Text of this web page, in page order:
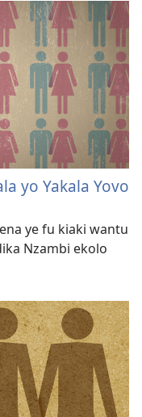
yo Yakala Yovo
ye fu kiaki wantu
Nzambi ekolo